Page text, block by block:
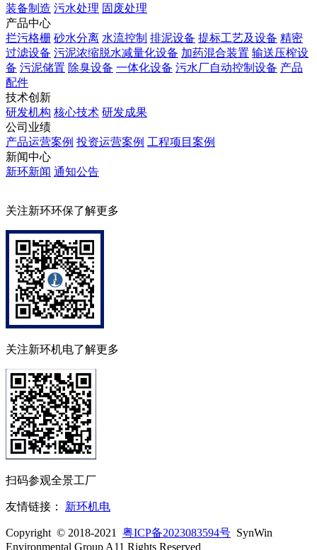
装备制造 污水处理 固废处理
产品中心
拦污格栅 砂水分离 水流控制 排泥设备 提标工艺及设备 精密
过滤设备 污泥浓缩脱水减量化设备 加药混合装置 输送压榨设
备 污泥储置 除臭设备 一体化设备 污水厂自动控制设备 产品
配件
技术创新
研发机构 核心技术 研发成果
公司业绩
产品运营案例 投资运营案例 工程项目案例
新闻中心
新环新闻 通知公告
关注新环环保了解更多
关注新环机电了解更多
扫码参观全景工厂
友情链接： 新环机电
Copyright © 2018-2021 粤ICP备2023083594号 SynWin
Environmental Group A11 Rights Reserved